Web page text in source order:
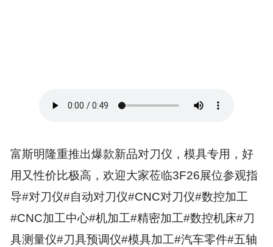
富斯明隆重推出爆款新品对刀仪，模具专用，好
用又性价比极高，欢迎大家莅临3F26展位参观指
导#对刀仪#自动对刀仪#CNC对刀仪#数控加工
#CNC加工中心#机加工#精密加工#数控机床#刀
具测量仪#刀具预调仪#模具加工#汽车零件#五轴